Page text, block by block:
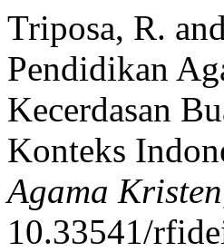
Triposa, R.
Pendidikan
Kecerdasan
Konteks
Agama Kristen
10.33541/